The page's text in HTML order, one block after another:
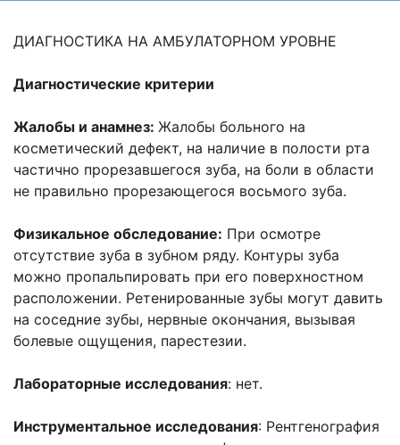
ДИАГНОСТИКА НА АМБУЛАТОРНОМ УРОВНЕ
Диагностические критерии
Жалобы и анамнез: Жалобы больного на
косметический дефект, на наличие в полости рта
частично прорезавшегося зуба, на боли в области
не правильно прорезающегося восьмого зуба.
Физикальное обследование: При осмотре
отсутствие зуба в зубном ряду. Контуры зуба
можно пропальпировать при его поверхностном
расположении. Ретенированные зубы могут давить
на соседние зубы, нервные окончания, вызывая
болевые ощущения, парестезии.
Лабораторные исследования: нет.
Инструментальное исследования: Рентгенография